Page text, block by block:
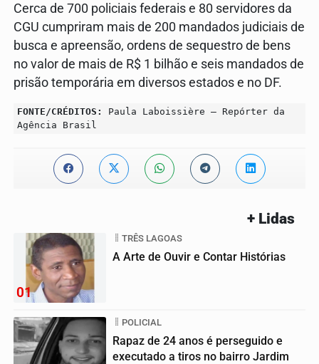
Cerca de 700 policiais federais e 80 servidores da
CGU cumpriram mais de 200 mandados judiciais de
busca e apreensão, ordens de sequestro de bens
no valor de mais de R$ 1 bilhão e seis mandados de
prisão temporária em diversos estados e no DF.
FONTE/CRÉDITOS:
Paula Laboissière – Repórter da
Agência Brasil
+ Lidas
01
TRÊS LAGOAS
A Arte de Ouvir e Contar Histórias
POLICIAL
Rapaz de 24 anos é perseguido e
executado a tiros no bairro Jardim